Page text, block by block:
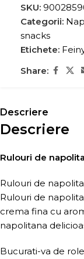
SKU:
Categorii:
snacks
Etichete:
Share:
Descriere
Descriere
Rulouri de
Rulouri de
Rulouri de
crema fina cu
napolitana
Bucurati-va de